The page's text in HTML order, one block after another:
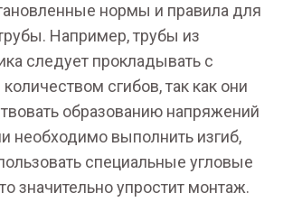
нормы и правила для
Например, трубы из
следует прокладывать с
сгибов, так как они
образованию напряжений
необходимо выполнить изгиб,
специальные угловые
значительно упростит монтаж.